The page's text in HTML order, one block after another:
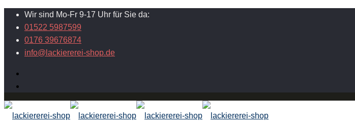
Wir sind Mo-Fr 9-17 Uhr für Sie da:
01522 5987599
0176 39676874
info@lackiererei-shop.de